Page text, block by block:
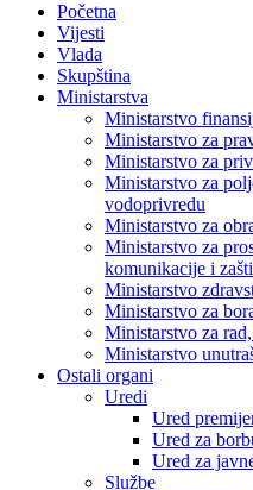
Početna
Vijesti
Vlada
Skupština
Ministarstva
Ministarstvo
Ministarstvo za
Ministarstvo za
Ministarstvo za
vodoprivredu
Ministarstvo za
Ministarstvo za
komunikacije i
Ministarstvo
Ministarstvo za
Ministarstvo za
Ministarstvo
Ostali organi
Uredi
Ured
Ured za
Ured za
Službe